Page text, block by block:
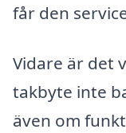
får den
Vidare är det
takbyte inte
även om